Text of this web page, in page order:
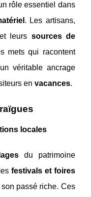
rôle essentiel dans
. Les artisans,
et leurs sources de
mets qui racontent
véritable ancrage
en vacances.
locales
du patrimoine
festivals et foires
son passé riche. Ces